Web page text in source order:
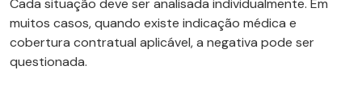
Cada situação deve ser analisada individualmente. Em
muitos casos, quando existe indicação médica e
cobertura contratual aplicável, a negativa pode ser
questionada.